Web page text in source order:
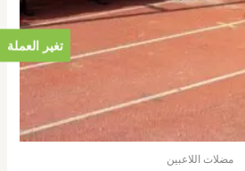
مضلات اللاعبين
تغير العملة